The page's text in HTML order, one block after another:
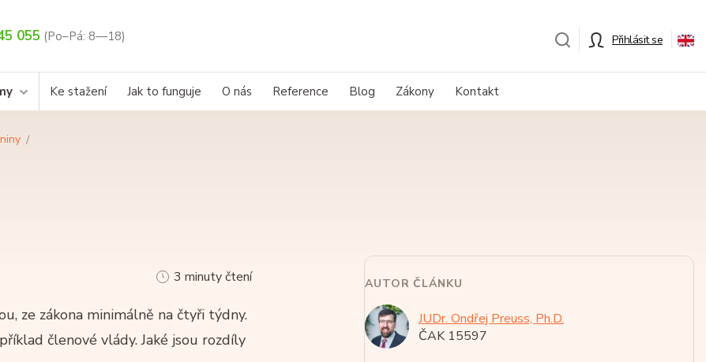
055 (Po–Pá: 8—18) Přihlásit se
Ke stažení Jak to funguje O nás Reference Blog Zákony Kontakt
3 minuty čtení
ze zákona minimálně na čtyři týdny.
členové vlády. Jaké jsou rozdíly
AUTOR ČLÁNKU
JUDr. Ondřej Preuss, Ph.D.
ČAK 15597